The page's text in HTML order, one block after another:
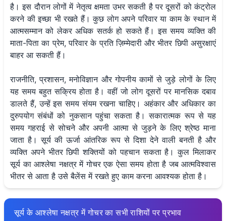
है। इस दौरान लोगों में नेतृत्व क्षमता उभर सकती है पर दूसरों को कंट्रोल
करने की इच्छा भी रखते हैं। कुछ लोग अपने परिवार या काम के स्थान में
आत्मसम्मान को लेकर अधिक सतर्क हो सकते हैं। इस समय व्यक्ति की
माता-पिता का प्रेम, परिवार के प्रति ज़िम्मेदारी और भीतर छिपी असुरक्षाएं
बाहर आ सकती हैं।
राजनीति, प्रशासन, मनोविज्ञान और गोपनीय कामों से जुड़े लोगों के लिए
यह समय बहुत सक्रिय होता है। वहीं जो लोग दूसरों पर मानसिक दबाव
डालते हैं, उन्हें इस समय संयम रखना चाहिए। अहंकार और अधिकार का
दुरुपयोग संबंधों को नुकसान पहुंचा सकता है। सकारात्मक रूप से यह
समय गहराई से सोचने और अपनी आत्मा से जुड़ने के लिए श्रेष्ठ माना
जाता है। सूर्य की ऊर्जा आंतरिक रूप से दिशा देने वाली बनती है और
व्यक्ति अपने भीतर छिपी शक्तियों को पहचान सकता है। कुल मिलाकर
सूर्य का आश्लेषा नक्षत्र में गोचर एक ऐसा समय होता है जब आत्मविश्वास
भीतर से आता है उसे बैलेंस में रखते हुए काम करना आवश्यक होता है।
सूर्य के आश्लेषा नक्षत्र में गोचर का सभी राशियों पर प्रभाव